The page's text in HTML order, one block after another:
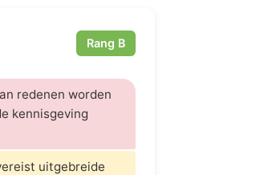
Rang B
redenen worden
kennisgeving
uitgebreide